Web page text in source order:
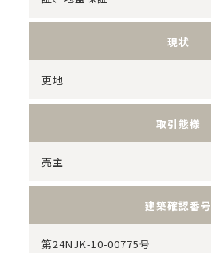
現状
更地
取引態様
売主
建築確認番号
第24NJK-10-00775号